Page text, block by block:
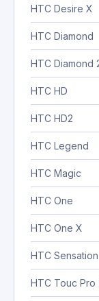
HTC Desire X
HTC Diamond
HTC Diamond
HTC HD
HTC HD2
HTC Legend
HTC Magic
HTC One
HTC One X
HTC Sensation
HTC Touc Pro